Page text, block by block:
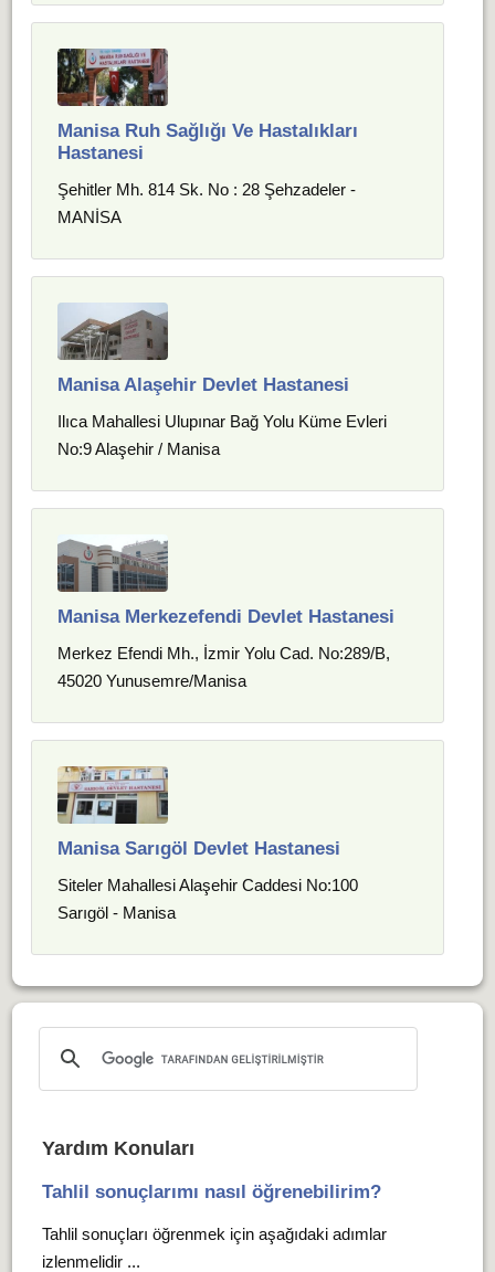
Manisa Ruh Sağlığı Ve Hastalıkları
Hastanesi
Şehitler Mh. 814 Sk. No : 28 Şehzadeler -
MANİSA
Manisa Alaşehir Devlet Hastanesi
Ilıca Mahallesi Ulupınar Bağ Yolu Küme Evleri
No:9 Alaşehir / Manisa
Manisa Merkezefendi Devlet Hastanesi
Merkez Efendi Mh., İzmir Yolu Cad. No:289/B,
45020 Yunusemre/Manisa
Manisa Sarıgöl Devlet Hastanesi
Siteler Mahallesi Alaşehir Caddesi No:100
Sarıgöl - Manisa
Yardım Konuları
Tahlil sonuçlarımı nasıl öğrenebilirim?
Tahlil sonuçları öğrenmek için aşağıdaki adımlar
izlenmelidir ...